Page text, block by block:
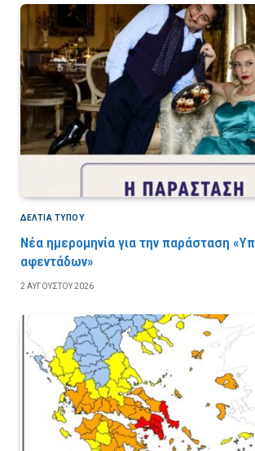
ΔΕΛΤΙΑ ΤΥΠΟΥ
Νέα ημερομηνία για την παράσταση
αφεντάδων»
2 ΑΥΓΟΎΣΤΟΥ 2026